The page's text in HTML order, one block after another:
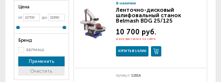
Цена
от до
Бренд
БЕЛМАШ
Применить
Очистить
В наличии
Ленточно-дисковый
шлифовальный станок
Belmash BDG 25/125
10 700 руб.
Цена при заказе на сайте
КУПИТЬ В 1 КЛИК
Артикул: S281A